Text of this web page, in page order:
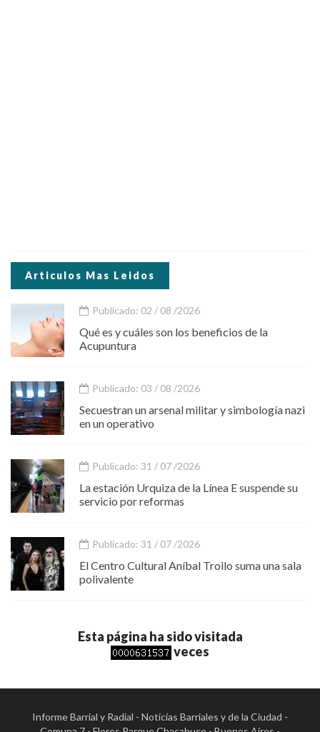
Articulos Mas Leidos
Publicado: 02 / 08 /2026
Qué es y cuáles son los beneficios de la
Acupuntura
Publicado: 03 / 08 /2026
Secuestran un arsenal militar y simbología nazi
en un operativo
Publicado: 31 / 07 /2026
La estación Urquiza de la Línea E suspende su
servicio por reformas
Publicado: 31 / 07 /2026
El Centro Cultural Aníbal Troilo suma una sala
polivalente
Esta página ha sido visitada
veces
Informe Barrial y Radial - Noticias Barriales y de la Ciudad -